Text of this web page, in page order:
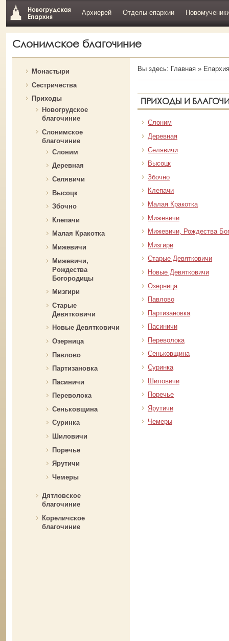
Архиерей Отделы епархии
Слонимское благочиние
Монастыри
Сестричества
Приходы
Новогрудское
благочиние
Слонимское
благочиние
Слоним
Деревная
Селявичи
Высоцк
Збочно
Клепачи
Малая Кракотка
Мижевичи
Мижевичи,
Рождества
Богородицы
Мизгири
Старые
Девятковичи
Новые Девятковичи
Озерница
Павлово
Партизановка
Пасиничи
Переволока
Сеньковщина
Суринка
Шиловичи
Поречье
Ярутичи
Чемеры
Дятловское
благочиние
Кореличское
благочиние
Вы здесь: Главная» Епархия
ПРИХОДЫ И
Слоним
Деревная
Селявичи
Высоцк
Збочно
Клепачи
Малая Кракотка
Мижевичи
Мижевичи, Рождества
Мизгири
Старые Девятковичи
Новые Девятковичи
Озерница
Павлово
Партизановка
Пасиничи
Переволока
Сеньковщина
Суринка
Шиловичи
Поречье
Ярутичи
Чемеры